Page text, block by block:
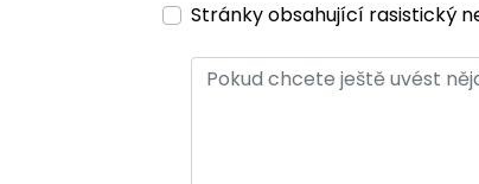
Stránky obsahující rasistický